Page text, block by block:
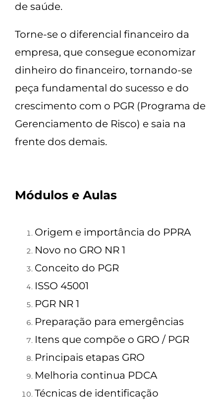
de saúde.
Torne-se o diferencial financeiro da
empresa, que consegue economizar
dinheiro do financeiro, tornando-se
peça fundamental do sucesso e do
crescimento com o PGR (Programa de
Gerenciamento de Risco) e saia na
frente dos demais.
Módulos e Aulas
Origem e importância do PPRA
Novo no GRO NR 1
Conceito do PGR
ISSO 45001
PGR NR 1
Preparação para emergências
Itens que compõe o GRO / PGR
Principais etapas GRO
Melhoria continua PDCA
Técnicas de identificação